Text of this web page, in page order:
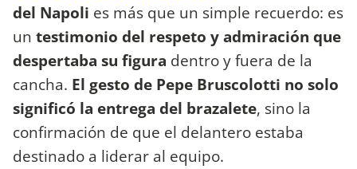
del Napoli es más que un simple recuerdo: es
un testimonio del respeto y admiración que
despertaba su figura dentro y fuera de la
cancha. El gesto de Pepe Bruscolotti no solo
significó la entrega del brazalete, sino la
confirmación de que el delantero estaba
destinado a liderar al equipo.